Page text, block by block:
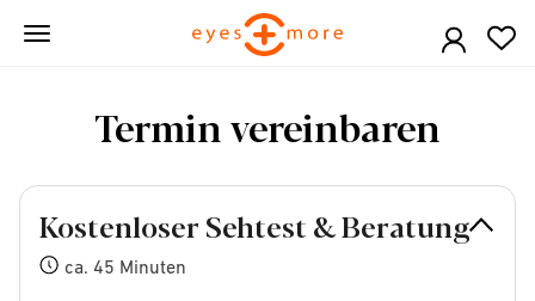
Skip
Termin vereinbaren
Kostenloser Sehtest & Beratung
ca. 45 Minuten